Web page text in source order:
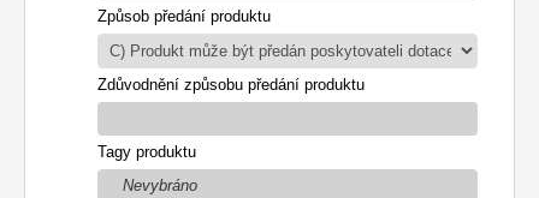
Způsob předání produktu
Zdůvodnění způsobu předání produktu
Tagy produktu
Nevybráno